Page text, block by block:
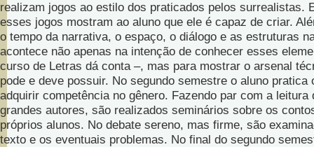
realizam jogos ao estilo dos praticados pelos surrealistas.
esses jogos mostram ao aluno que ele é capaz de criar.
o tempo da narrativa, o espaço, o diálogo e as estruturas
acontece não apenas na intenção de conhecer esses
curso de Letras dá conta –, mas para mostrar o arsenal
pode e deve possuir. No segundo semestre o aluno pratica
adquirir competência no gênero. Fazendo par com a leitura
grandes autores, são realizados seminários sobre os
próprios alunos. No debate sereno, mas firme, são
texto e os eventuais problemas. No final do segundo